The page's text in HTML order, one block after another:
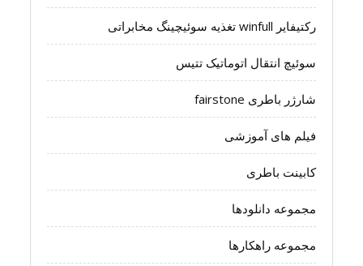
رکتیفایر winfull تغذیه سوئیچینگ مخابراتی
سوئیچ انتقال اتوماتیک تتیس
شارژر باطری fairstone
فیلم های آموزشی
کابینت باطری
مجموعه دانلودها
مجموعه راهکارها